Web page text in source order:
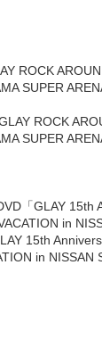
ROCK
SUPER
ROCK
SUPER
「GLAY 15th
in
15th
in NISSAN